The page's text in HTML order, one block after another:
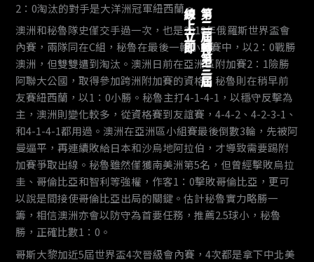
2：0淘汰的對手是大洋洲冠軍紐西蘭。
澳洲和秘魯隊史僅交手過一次，也是2018年俄羅斯世界盃會
內賽，兩隊同在C組，秘魯在最後一輪小組賽中，以2：0戰勝
澳洲，但雙雙遭到淘汰。澳洲日前在亞洲區附加賽2：1險勝
阿聯大公國，取得參加跨洲附加賽的資格；秘魯則在稍早前
友賽紐西蘭，以1：0小勝。秘魯主打4-1-4-1，以穩守反擊為
主，澳洲則變化較多，從資格賽到友誼賽，4-4-2、4-2-3-1、
和4-1-4-1都用過。澳洲在亞洲區小組賽最後倒數3輪，先被阿
曼逼平，再連續敗給日本和沙烏地阿拉伯，才導致需要踢附
加賽爭取出線。秘魯雖然僅獲南美洲第5名，但曾經擊敗烏拉
圭、哥倫比亞和智利等強權，作客1：0擊敗哥倫比亞，更可
以說是間接使哥倫比亞出局的關鍵。估計秘魯實力略勝一
籌，相信澳洲亦會以防守為首要任務，推薦2.5球小，秘魯
勝，正確比數1：0。
哥斯大黎加近5屆世界盃4次晉級會內賽，4次都是拿下中北美
第二屆轉第三屆
線上立即